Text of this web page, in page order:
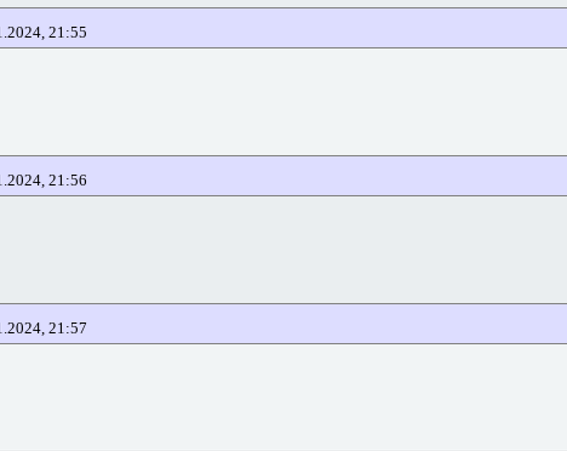
21:55
21:56
21:57